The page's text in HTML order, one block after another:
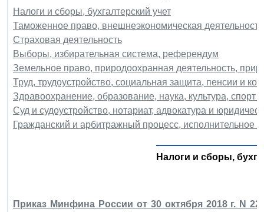
Налоги и сборы, бухгалтерский учет
Таможенное право, внешнеэкономическая деятельность
Страховая деятельность
Выборы, избирательная система, референдум
Земельное право, природоохранная деятельность,
Труд, трудоустройство, социальная защита, пенсии и
Здравоохранение, образование, наука, культура, спорт
Суд и судоустройство, нотариат, адвокатура и
Гражданский и арбитражный процесс, исполнительное
Налоги и сборы,
Приказ Минфина России от 30 октября 2018 г. N